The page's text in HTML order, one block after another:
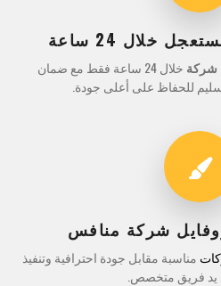
خلال 24 ساعة
شركة
خلال 24 ساعة فقط مع ضمان
للحفاظ على أعلى جودة.
شركة منافس
مناسبة مقابل جودة احترافية وتنفيذ
فريق متخصص.